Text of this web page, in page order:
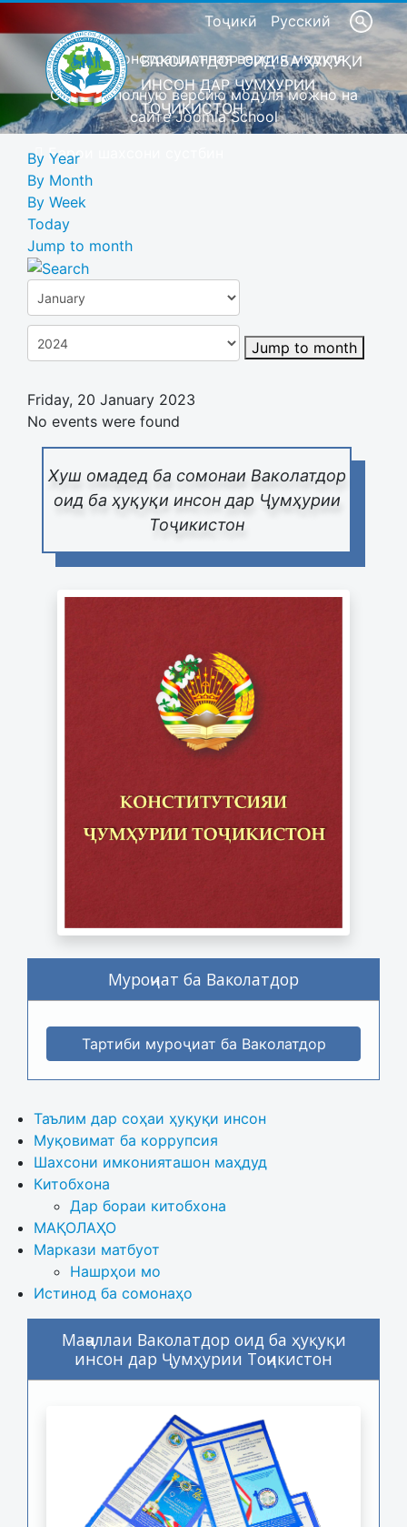
Тоҷикӣ Русский
Это демонстрационная версия модуля
Скачать полную версию модуля можно на
сайте Joomla School
Барои шахсони сустбин
ВАКОЛАТДОР ОИД БА ҲУҚУҚИ
ИНСОН ДАР ҶУМҲУРИИ
ТОҶИКИСТОН
Хуш омадед ба сомонаи Ваколатдор
оид ба ҳуқуқи инсон дар Ҷумҳурии
Тоҷикистон
Муроҷиат ба Ваколатдор
Тартиби муроҷиат ба Ваколатдор
Таълим дар соҳаи ҳуқуқи инсон
Муқовимат ба коррупсия
Шахсони имконияташон маҳдуд
Китобхона
Дар бораи китобхона
МАҚОЛАҲО
Маркази матбуот
Нашрҳои мо
Истинод ба сомонаҳо
Маҷаллаи Ваколатдор оид ба ҳуқуқи
инсон дар Ҷумҳурии Тоҷикистон
By Year
By Month
By Week
Today
Jump to month
Jump to month
Friday, 20 January 2023
No events were found